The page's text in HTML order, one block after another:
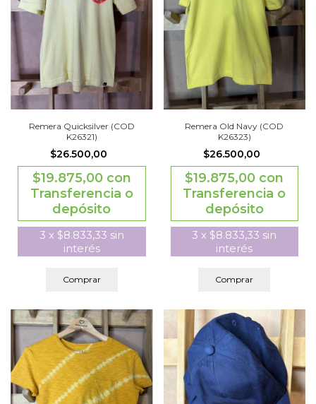
Remera Quicksilver (COD
K26321)
$26.500,00
$19.875,00 con
Transferencia o
depósito
3 x $8.833,33 sin
interés
Comprar
Remera Old Navy (COD
K26323)
$26.500,00
$19.875,00 con
Transferencia o
depósito
3 x $8.833,33 sin
interés
Comprar